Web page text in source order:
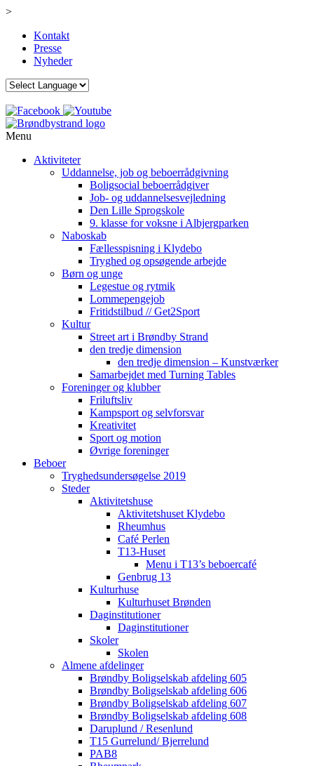
>
Kontakt
Presse
Nyheder
Menu
Aktiviteter
Uddannelse, job og beboerrådgivning
Boligsocial beboerrådgiver
Job- og uddannelsesvejledning
Den Lille Sprogskole
9. klasse for voksne i Albjergparken
Naboskab
Fællesspisning i Klydebo
Tryghed og opsøgende arbejde
Børn og unge
Legestue og rytmik
Lommepengejob
Fritidstilbud // Get2Sport
Kultur
Street art i Brøndby Strand
den tredje dimension
den tredje dimension – Kunstværker
Samarbejdet med Turning Tables
Foreninger og klubber
Friluftsliv
Kampsport og selvforsvar
Kreativitet
Sport og motion
Øvrige foreninger
Beboer
Tryghedsundersøgelse 2019
Steder
Aktivitetshuse
Aktivitetshuset Klydebo
Rheumhus
Café Perlen
T13-Huset
Menu i T13’s beboercafé
Genbrug 13
Kulturhuse
Kulturhuset Brønden
Daginstitutioner
Daginstitutioner
Skoler
Skolen
Almene afdelinger
Brøndby Boligselskab afdeling 605
Brøndby Boligselskab afdeling 606
Brøndby Boligselskab afdeling 607
Brøndby Boligselskab afdeling 608
Daruplund / Resenlund
T15 Gurrelund/ Bjerrelund
PAB8